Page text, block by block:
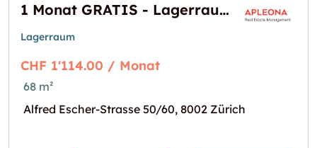
1 Monat GRATIS - Lagerraum 68.5m2 in Zürich Enge
Lagerraum
CHF 1'114.00 / Monat
68 m²
Alfred Escher-Strasse 50/60, 8002 Zürich